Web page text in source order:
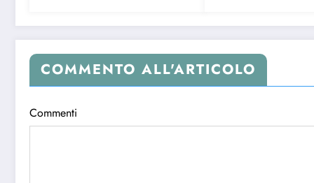
COMMENTO ALL'ARTICOLO
Commenti